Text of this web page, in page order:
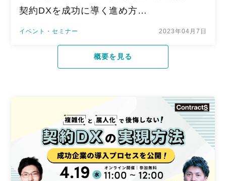
契約DXを成功に導く進め方…
イベント・セミナー 2023年04月7日
概要を見る